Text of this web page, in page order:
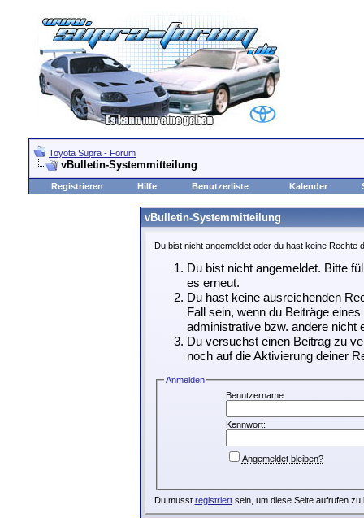
Toyota Supra - Forum
vBulletin-Systemmitteilung
Registrieren Hilfe Benutzerliste Kalender
vBulletin-Systemmitteilung
Du bist nicht angemeldet oder du hast keine Rechte
Du bist nicht angemeldet. Bitte
es erneut.
Du hast keine ausreichenden
Fall sein, wenn du Beiträge
administrative bzw. andere nicht
Du versuchst einen Beitrag zu
noch auf die Aktivierung deiner
Anmelden
Benutzername:
Kennwort:
Angemeldet bleiben?
Du musst registriertsein, um diese Seite aufrufen zu